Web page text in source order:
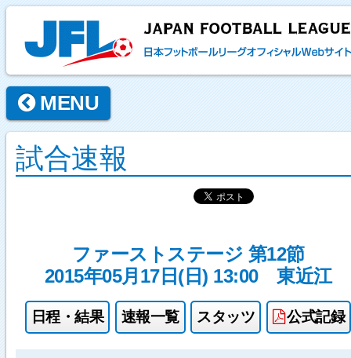
MENU
試合速報
ファーストステージ 第12節
2015年05月17日(日) 13:00
東近江
日程・結果 速報一覧 スタッツ 公式記録